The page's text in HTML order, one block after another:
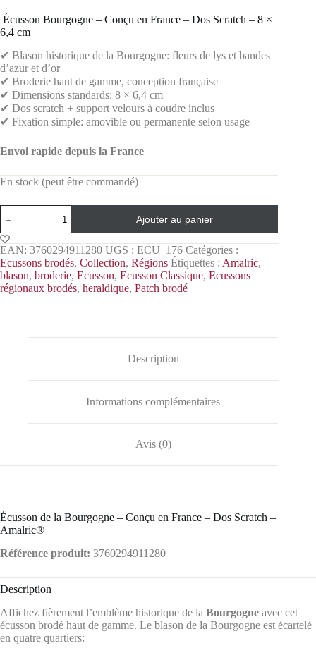
️ Écusson Bourgogne – Conçu en France – Dos Scratch – 8 ×
6,4 cm
✔ Blason historique de la Bourgogne: fleurs de lys et bandes
d’azur et d’or
✔ Broderie haut de gamme, conception française
✔ Dimensions standards: 8 × 6,4 cm
✔ Dos scratch + support velours à coudre inclus
✔ Fixation simple: amovible ou permanente selon usage
Envoi rapide depuis la France
En stock (peut être commandé)
Ajouter au panier
EAN: 3760294911280 UGS : ECU_176 Catégories :
Ecussons brodés, Collection, Régions Étiquettes : Amalric,
blason, broderie, Ecusson, Ecusson Classique, Ecussons
régionaux brodés, heraldique, Patch brodé
Description
Informations complémentaires
Avis (0)
️Écusson de la Bourgogne – Conçu en France – Dos Scratch –
Amalric®
Référence produit: 3760294911280
Description
Affichez fièrement l’emblème historique de la Bourgogne avec cet
écusson brodé haut de gamme. Le blason de la Bourgogne est écartelé
en quatre quartiers: